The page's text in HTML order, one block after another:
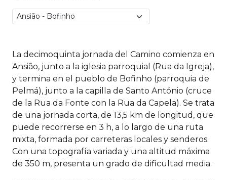
La decimoquinta jornada del Camino comienza en
Ansião, junto a la iglesia parroquial (Rua da Igreja),
y termina en el pueblo de Bofinho (parroquia de
Pelmá), junto a la capilla de Santo António (cruce
de la Rua da Fonte con la Rua da Capela). Se trata
de una jornada corta, de 13,5 km de longitud, que
puede recorrerse en 3 h, a lo largo de una ruta
mixta, formada por carreteras locales y senderos.
Con una topografía variada y una altitud máxima
de 350 m, presenta un grado de dificultad media.